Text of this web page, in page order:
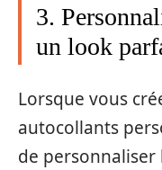
3.
un look
Lorsque vous
autocollants
de personnaliser